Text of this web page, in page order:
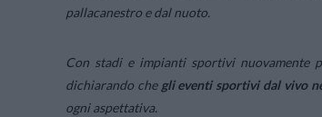
pallacanestro e dal nuoto.
Con stadi e impianti sportivi nuovamente
dichiarando che gli eventi sportivi dal vivo
ogni aspettativa.